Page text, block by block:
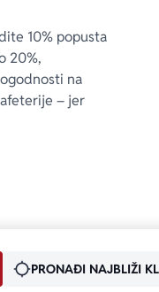
10% popusta
20%,
na
– jer
PRONAĐI NAJBLIŽI